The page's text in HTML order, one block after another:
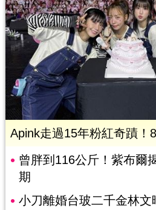
Apink走過15年粉紅奇蹟！
曾胖到116公斤！紫布爾
期
小刀離婚台玻二千金林文